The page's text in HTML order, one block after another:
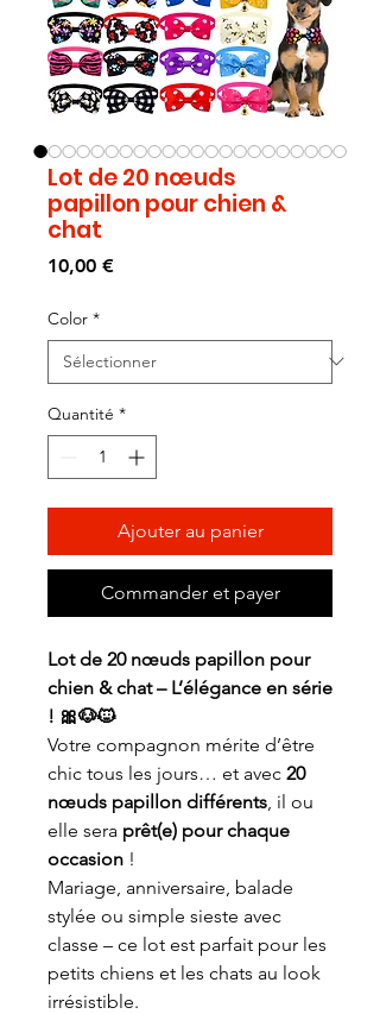
Lot de 20 nœuds
papillon pour chien &
chat
10,00 €Prix
Color *
Quantité *
Ajouter au panier
Commander et payer
Lot de 20 nœuds papillon pour
chien & chat – L’élégance en série
! 🎀🐶🐱
Votre compagnon mérite d’être
chic tous les jours… et avec 20
nœuds papillon différents, il ou
elle sera prêt(e) pour chaque
occasion !
Mariage, anniversaire, balade
stylée ou simple sieste avec
classe – ce lot est parfait pour les
petits chiens et les chats au look
irrésistible.